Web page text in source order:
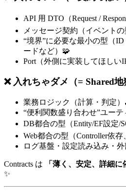
API 用 DTO（Request /
メッセージ契約（イベント
“境界”に必要な最小の型（
ードなど）🧩
Port（外側に実装してほし
❌ 入れちゃダメ（= Shared地
業務ロジック（計算・判定）
“便利関数盛り合わせ”ユーテ
DB都合の型（Entity/EF設定/
Web都合の型（Controller依
ログ基盤・設定読み込み・
Contracts は 「薄く、安定、詳細に
✨